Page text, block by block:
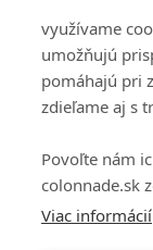
Tento web je
spoločnosti
využívame
umožňujú
pomáhajú pri
zdieľame aj s
Povoľte nám
colonnade.sk
Viac informácií